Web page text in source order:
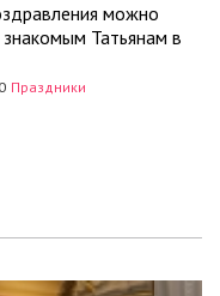
можно
Татьянам в
Праздники